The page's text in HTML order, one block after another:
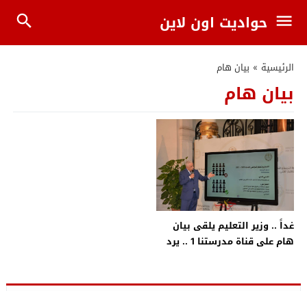
حواديت اون لاين
الرئيسية » بيان هام
بيان هام
غداً .. وزير التعليم يلقى بيان
هام على قناة مدرستنا 1 .. يرد